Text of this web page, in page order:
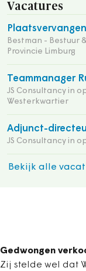
Vacatures
Bestman - Bestuur
Provincie Limburg
Teammanager
JS Consultancy in
Westerkwartier
Adjunct-
JS Consultancy in
Bekijk alle
Gedwongen
Zij stelde wel dat